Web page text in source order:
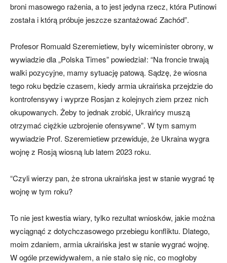
broni masowego rażenia, a to jest jedyna rzecz, która Putinowi
została i którą próbuje jeszcze szantażować Zachód”.
Profesor Romuald Szeremietiew, były wiceminister obrony, w
wywiadzie dla „Polska Times” powiedział: “Na froncie trwają
walki pozycyjne, mamy sytuację patową. Sądzę, że wiosna
tego roku będzie czasem, kiedy armia ukraińska przejdzie do
kontrofensywy i wyprze Rosjan z kolejnych ziem przez nich
okupowanych. Żeby to jednak zrobić, Ukraińcy muszą
otrzymać ciężkie uzbrojenie ofensywne”. W tym samym
wywiadzie Prof. Szeremietiew przewiduje, że Ukraina wygra
wojnę z Rosją wiosną lub latem 2023 roku.
“Czyli wierzy pan, że strona ukraińska jest w stanie wygrać tę
wojnę w tym roku?
To nie jest kwestia wiary, tylko rezultat wniosków, jakie można
wyciągnąć z dotychczasowego przebiegu konfliktu. Dlatego,
moim zdaniem, armia ukraińska jest w stanie wygrać wojnę.
W ogóle przewidywałem, a nie stało się nic, co mogłoby